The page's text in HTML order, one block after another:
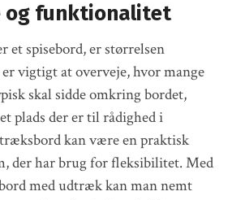
og funktionalitet
et spisebord, er størrelsen
vigtigt at overveje, hvor mange
skal sidde omkring bordet,
plads der er til rådighed i
kan være en praktisk
der har brug for fleksibilitet. Med
med udtræk kan man nemt